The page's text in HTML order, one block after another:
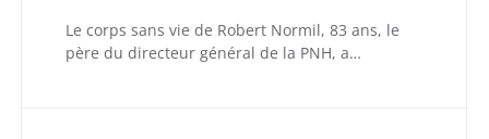
Le corps sans vie de Robert Normil, 83 ans, le
père du directeur général de la PNH, a…